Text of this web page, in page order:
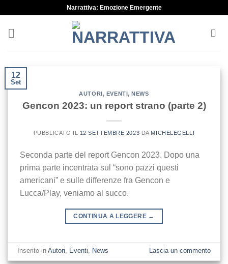
content
Narrattiva: Emozione Emergente
12
Set
AUTORI, EVENTI,NEWS
Gencon 2023: un report strano (parte 2)
PUBBLICATO IL 12 SETTEMBRE 2023 DA MICHELEGELLI
Seconda parte del report Gencon 2023. Dopo una
prima parte incentrata sul “sono pazzi questi
americani” e sulle differenze fra Gencon e
Lucca/Play, veniamo al succo.
CONTINUA A LEGGERE →
Inserito inAutori Eventi News Lascia un commento